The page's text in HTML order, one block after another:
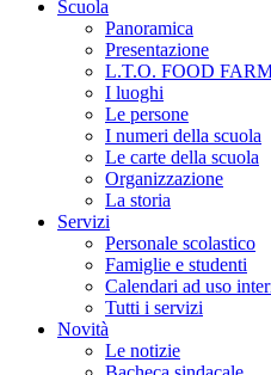
Scuola
Panoramica
Presentazione
L.T.O. FOOD
I luoghi
Le persone
I numeri della scuola
Le carte della scuola
Organizzazione
La storia
Servizi
Personale scolastico
Famiglie e studenti
Calendari ad uso
Tutti i servizi
Novità
Le notizie